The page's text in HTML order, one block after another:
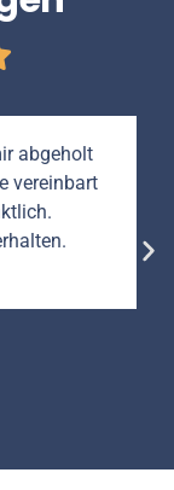
abgeholt
vereinbart